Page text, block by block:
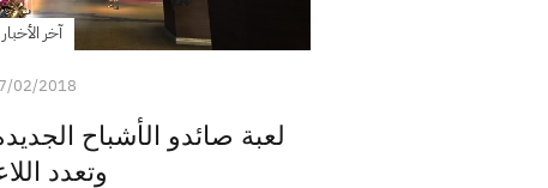
آخر الأخبار
02/2018
لعبة صائدو الأشباح
وتعدد